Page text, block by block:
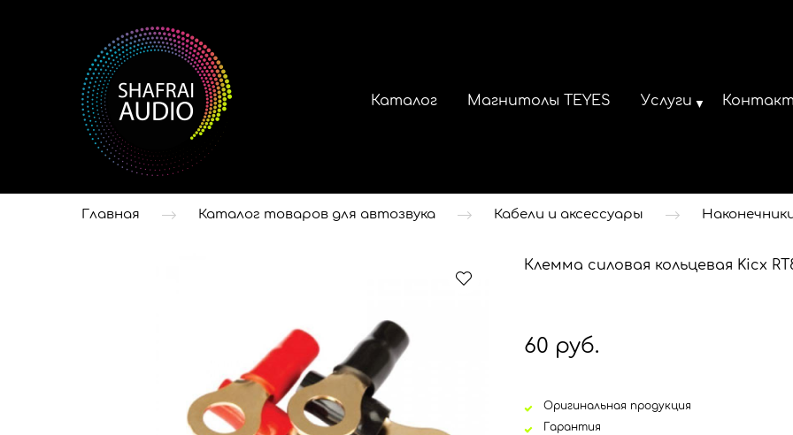
Каталог Магнитолы TEYES Услуги
Главная Каталог товаров для автозвука Кабели и аксессуары
Клемма силовая кольцевая Kicx
60 руб.
Оригинальная продукция
Гарантия